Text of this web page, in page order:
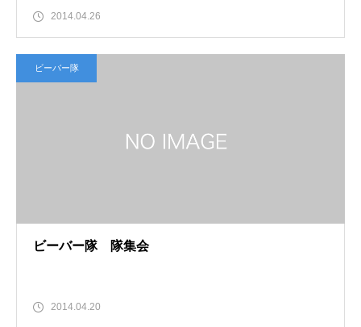
2014.04.26
ビーバー隊
ビーバー隊 隊集会
2014.04.20